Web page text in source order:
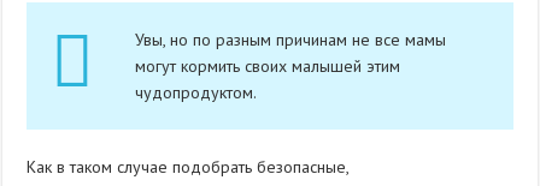
Увы, но по разным причинам не все мамы
могут кормить своих малышей этим
чудопродуктом.
Как в таком случае подобрать безопасные,